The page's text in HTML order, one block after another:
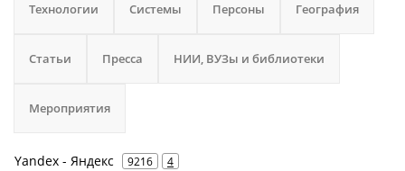
Технологии Системы Персоны География
Статьи Пресса НИИ, ВУЗы и библиотеки
Мероприятия
Yandex - Яндекс 9216 4